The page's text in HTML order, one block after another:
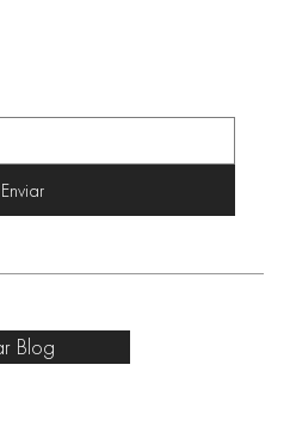
Enviar
Blog